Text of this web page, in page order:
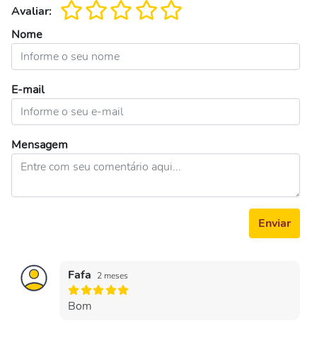
Avaliar:
Nome
E-mail
Mensagem
Enviar
Fafa 2 meses
Bom